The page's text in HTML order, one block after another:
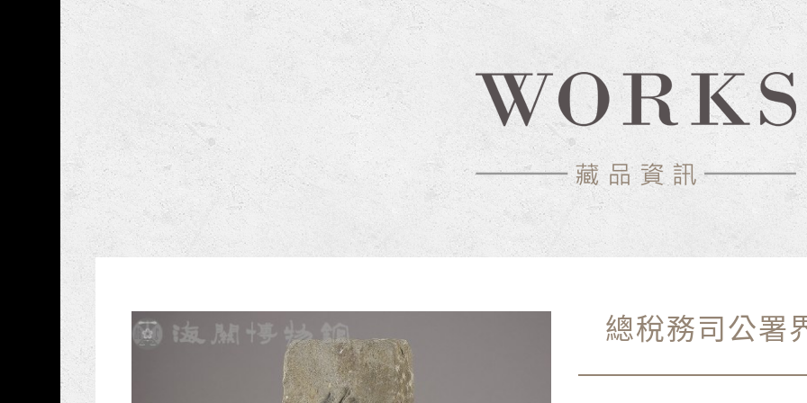
跳到主要內容海關博物館
網頁導覽
藏品資訊
總稅務司公署